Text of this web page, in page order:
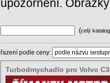
upozornění.
(celý katalog
řazení podle ceny:
Turbodmychadlo pro Volvo
30650975,30757112,